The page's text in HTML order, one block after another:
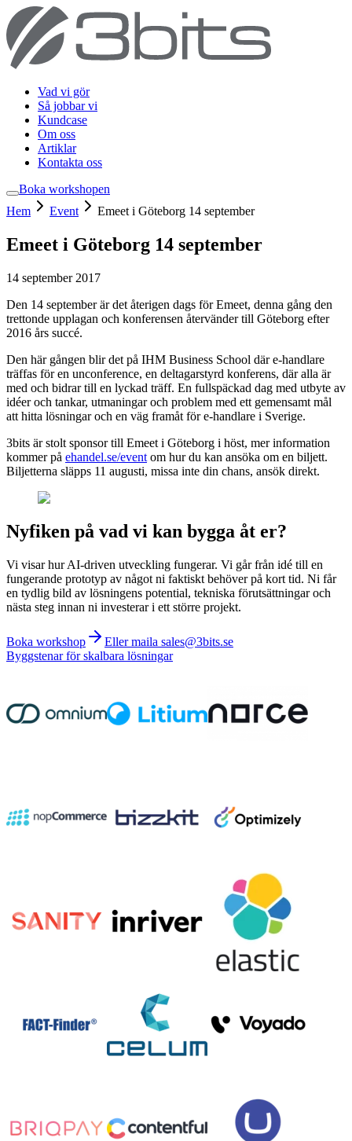
Vad vi gör
Så jobbar vi
Kundcase
Om oss
Artiklar
Kontakta oss
Boka workshopen
Hem
Event Emeet i Göteborg 14 september
Emeet i Göteborg 14 september
14 september 2017
Den 14 september är det återigen dags för Emeet, denna gång den
trettonde upplagan och konferensen återvänder till Göteborg efter
2016 års succé.
Den här gången blir det på IHM Business School där e-handlare
träffas för en unconference, en deltagarstyrd konferens, där alla är
med och bidrar till en lyckad träff. En fullspäckad dag med utbyte av
idéer och tankar, utmaningar och problem med ett gemensamt mål
att hitta lösningar och en väg framåt för e-handlare i Sverige.
3bits är stolt sponsor till Emeet i Göteborg i höst, mer information
kommer på ehandel.se/event om hur du kan ansöka om en biljett.
Biljetterna släpps 11 augusti, missa inte din chans, ansök direkt.
Nyfiken på vad vi kan bygga åt er?
Vi visar hur AI-driven utveckling fungerar. Vi går från idé till en
fungerande prototyp av något ni faktiskt behöver på kort tid. Ni får
en tydlig bild av lösningens potential, tekniska förutsättningar och
nästa steg innan ni investerar i ett större projekt.
Boka workshop
Eller maila sales@3bits.se
Byggstenar för skalbara lösningar